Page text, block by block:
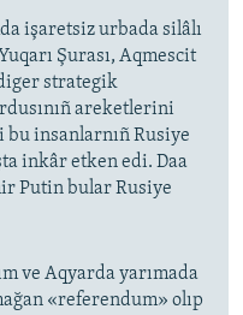
işaretsiz urbada silâlı
Şurası, Aqmescit
strategik
areketlerini
insanlarnıñ Rusiye
inkâr etken edi. Daa
Putin bular Rusiye
ve Aqyarda yarımada
«referendum» olıp